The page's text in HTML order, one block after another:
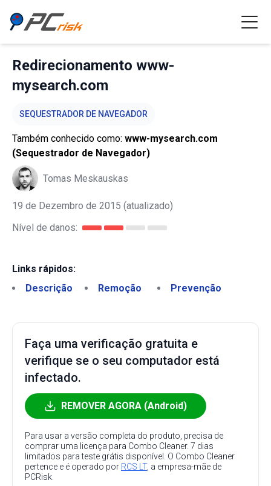
Redirecionamento www-
mysearch.com
SEQUESTRADOR DE NAVEGADOR
Também conhecido como: www-mysearch.com
(Sequestrador de Navegador)
Tomas Meskauskas
19 de Dezembro de 2015 (atualizado)
Nível de danos:
Links rápidos:
Descrição
Remoção Prevenção
Faça uma verificação gratuita e
verifique se o seu computador está
infectado.
REMOVER AGORA (Android)
Para usar a versão completa do produto, precisa de
comprar uma licença para Combo Cleaner. 7 dias
limitados para teste grátis disponível. O Combo Cleaner
pertence e é operado por RCS LT, a empresa-mãe de
PCRisk.